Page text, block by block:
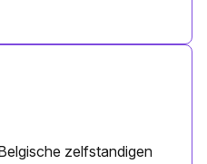
zelfstandigen